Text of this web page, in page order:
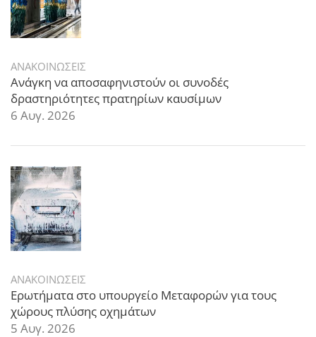
ΑΝΑΚΟΙΝΩΣΕΙΣ
Ανάγκη να αποσαφηνιστούν οι συνοδές
δραστηριότητες πρατηρίων καυσίμων
6 Αυγ. 2026
ΑΝΑΚΟΙΝΩΣΕΙΣ
Ερωτήματα στο υπουργείο Μεταφορών για τους
χώρους πλύσης οχημάτων
5 Αυγ. 2026